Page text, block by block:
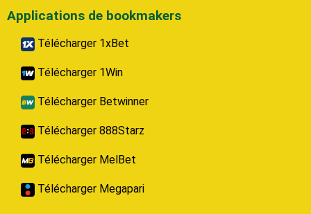
Applications de bookmakers
Télécharger 1xBet
Télécharger 1Win
Télécharger Betwinner
Télécharger 888Starz
Télécharger MelBet
Télécharger Megapari